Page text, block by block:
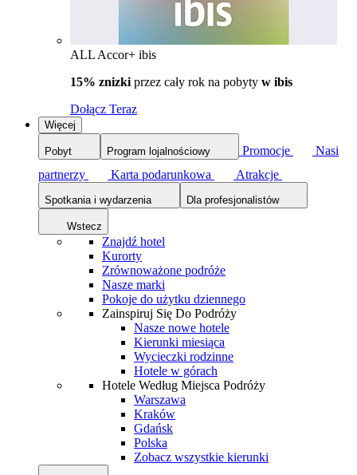
ALL Accor+ ibis
15% znizki przez cały rok na pobyty w ibis
Dołącz Teraz
Więcej
Pobyt Program lojalnościowy Promocje
Nasi
partnerzy
Karta podarunkowa Atrakcje
Spotkania i wydarzenia Dla profesjonalistów
Wstecz
Znajdź hotel
Kurorty
Zrównoważone podróże
Nasze marki
Pokoje do użytku dziennego
Zainspiruj Się Do Podróży
Nasze nowe hotele
Kierunki miesiąca
Wycieczki rodzinne
Hotele w górach
Hotele Według Miejsca Podróży
Warszawa
Kraków
Gdańsk
Polska
Zobacz wszystkie kierunki